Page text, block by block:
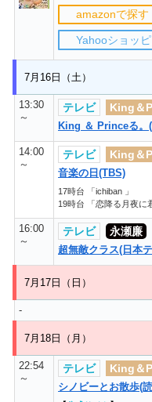
amazonで探す
Yahooショッ
7月16日（土）
13:30
～
テレビ King＆
King ＆ Princeる。
14:00
～
テレビ King＆
音楽の日(TBS)
17時台 「ichiban 」
19時台 「恋降る月夜に
16:00
～
テレビ 永瀬廉
超無敵クラス(日本
7月17日（日）
-
7月18日（月）
22:54
～
テレビ King＆
シノビーとお散歩(